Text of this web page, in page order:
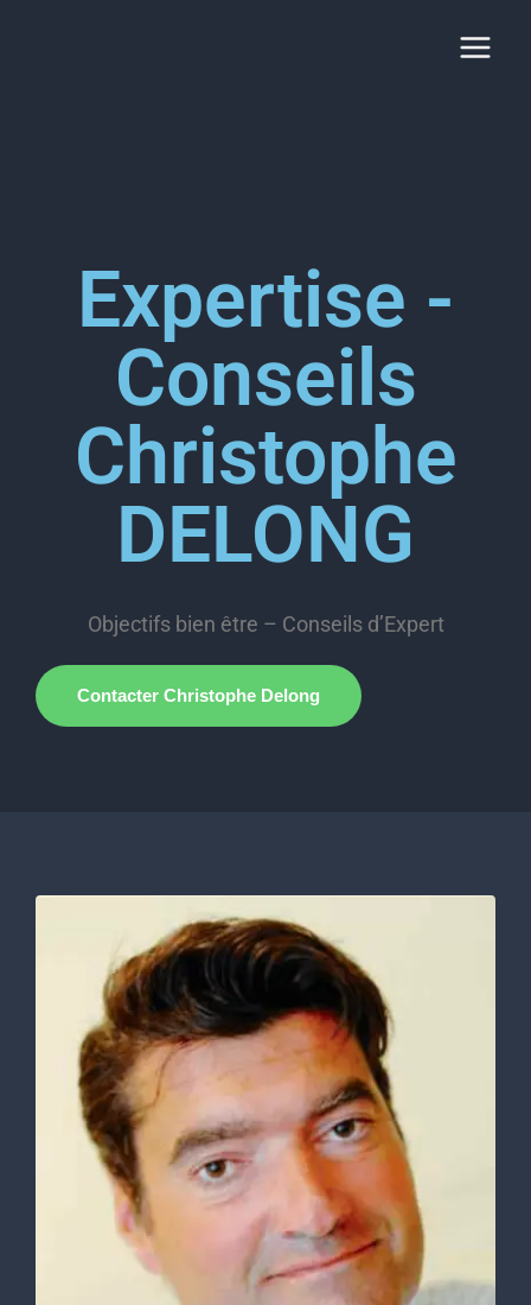
Expertise -
Conseils
Christophe
DELONG
Objectifs bien être – Conseils d’Expert
Contacter Christophe Delong